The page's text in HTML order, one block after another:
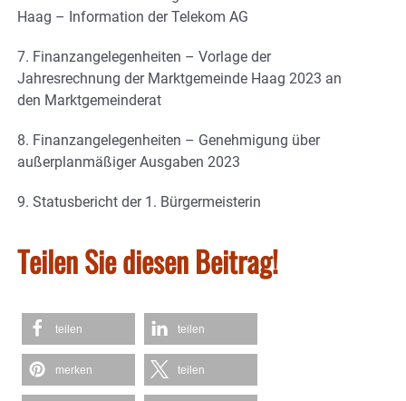
Haag – Information der Telekom AG
7. Finanzangelegenheiten – Vorlage der
Jahresrechnung der Marktgemeinde Haag 2023 an
den Marktgemeinderat
8. Finanzangelegenheiten – Genehmigung über
außerplanmäßiger Ausgaben 2023
9. Statusbericht der 1. Bürgermeisterin
Teilen Sie diesen Beitrag!
teilen teilen
merken teilen